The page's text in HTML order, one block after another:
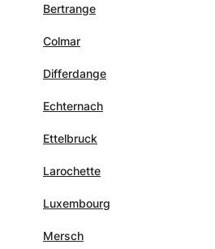
Bertrange
Colmar
Differdange
Echternach
Ettelbruck
Larochette
Luxembourg
Mersch